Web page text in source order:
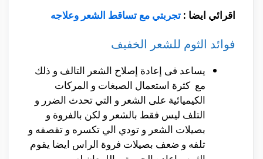
اقرائي ايضا : تجربتي مع تساقط الشعر وعلاجه
فوائد الثوم للشعر الخفيف
يساعد فى إعادة إصلاح الشعر التالف و ذلك
مع كثرة استعمال الصبغات و المركات
الكيميائية على الشعر و التي تحدث الضرر و
التلف ليس فقط بالشعر و لكن بالفروة و
بصيلات الشعر و تودي الي تكسره و تقصفه و
تلفه و ضعف بصيلات فروة الراس ايضا يقوم